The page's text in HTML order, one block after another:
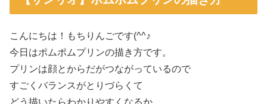
こんにちは！もちりんごです(^^♪
今日はポムポムプリンの描き方です。
プリンは顔とからだがつながっているので
すごくバランスがとりづらくて
どう描いたらわかりやすくなるか